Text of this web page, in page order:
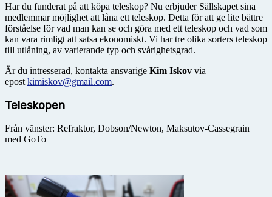
Har du funderat på att köpa teleskop? Nu erbjuder Sällskapet sina
medlemmar möjlighet att låna ett teleskop. Detta för att ge lite bättre
förståelse för vad man kan se och göra med ett teleskop och vad som
kan vara rimligt att satsa ekonomiskt. Vi har tre olika sorters teleskop
till utlåning, av varierande typ och svårighetsgrad.
Är du intresserad, kontakta ansvarige Kim Iskov via
epost kimiskov@gmail.com.
Teleskopen
Från vänster: Refraktor, Dobson/Newton, Maksutov-Cassegrain
med GoTo